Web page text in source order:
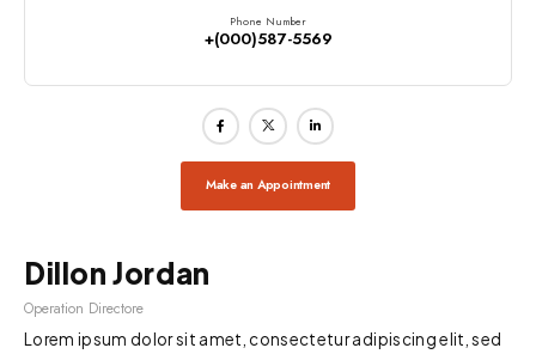
Phone Number
+(000)587-5569
Make an Appointment
Dillon Jordan
Operation Directore
Lorem ipsum dolor sit amet, consectetur adipiscing elit, sed